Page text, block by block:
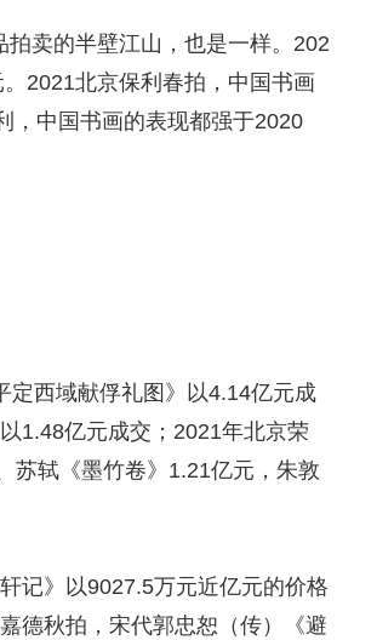
卖的半壁江山，也是一样。202
2021北京保利春拍，中国书画
，中国书画的表现都强于2020
西域献俘礼图》以4.14亿元成
1.48亿元成交；2021年北京荣
苏轼《墨竹卷》1.21亿元，朱敦
记》以9027.5万元近亿元的价格
德秋拍，宋代郭忠恕（传）《避